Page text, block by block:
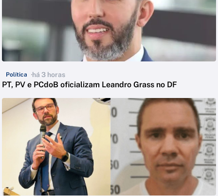
Política há 3 horas
PT, PV e PCdoB oficializam Leandro Grass no DF